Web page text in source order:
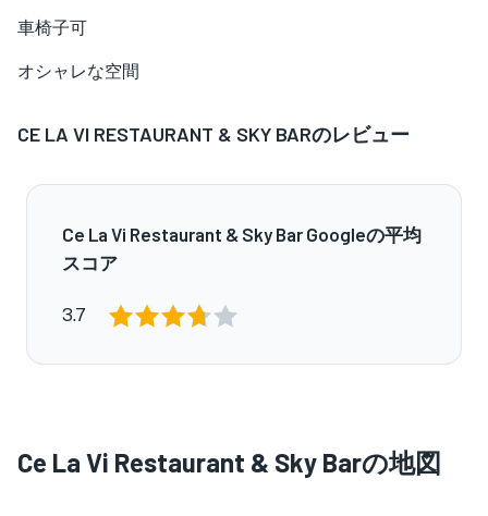
車椅子可
オシャレな空間
CE LA VI RESTAURANT & SKY BARのレビュー
Ce La Vi Restaurant & Sky Bar Googleの平均
スコア
3.7
Ce La Vi Restaurant & Sky Barの地図